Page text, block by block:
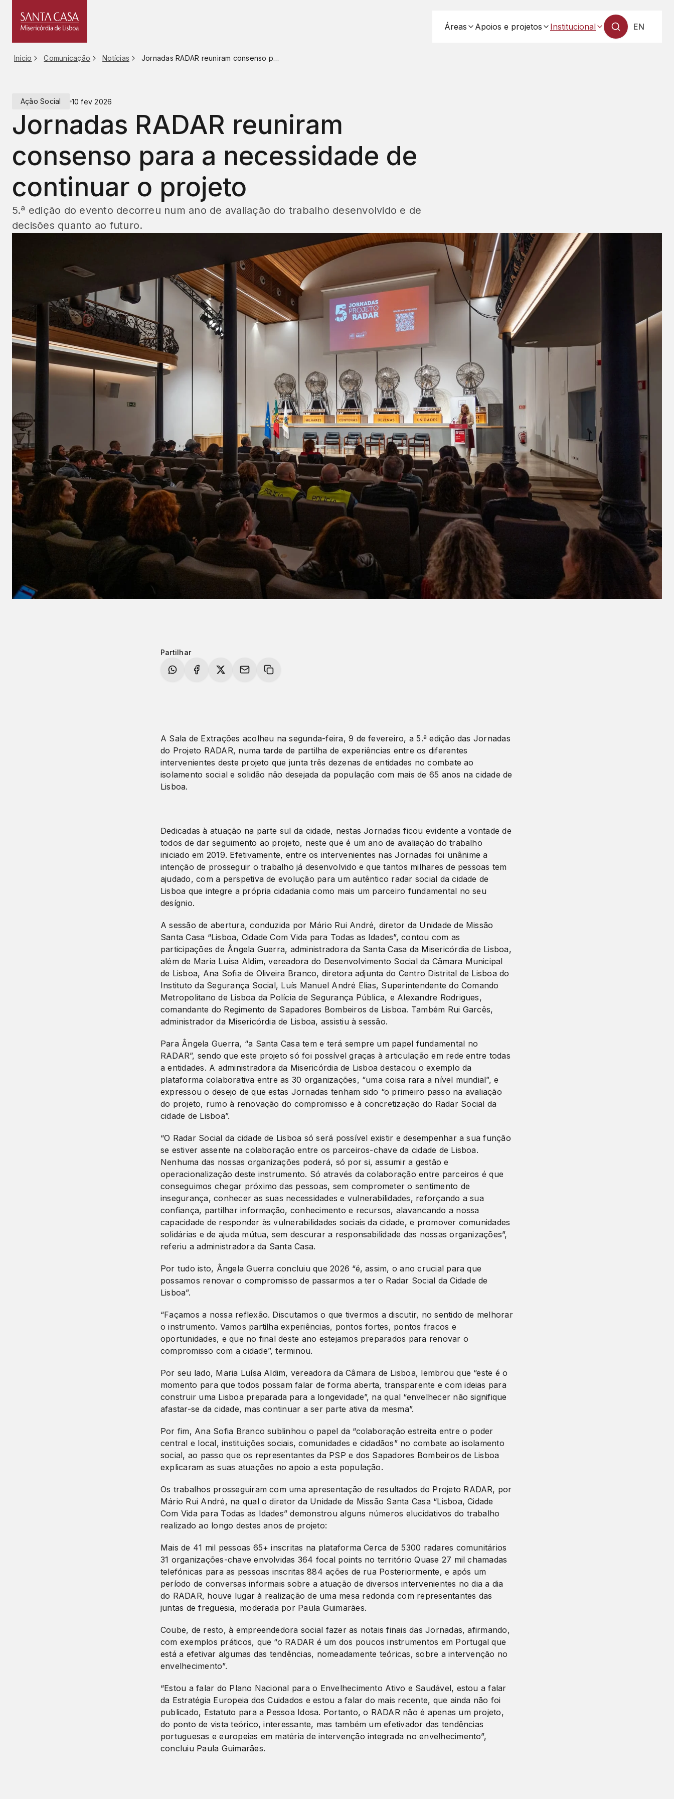
conteúdo
Áreas Apoios e projetos Institucional EN
—
Início Comunicação Notícias Jornadas RADAR reuniram consenso para a necessidade de continuar o projeto
Ação Social 10 fev 2026
Jornadas RADAR reuniram
consenso para a necessidade de
continuar o projeto
5.ª edição do evento decorreu num ano de avaliação do trabalho desenvolvido e de
decisões quanto ao futuro.
Partilhar
A Sala de Extrações acolheu na segunda-feira, 9 de fevereiro, a 5.ª edição das Jornadas
do Projeto RADAR, numa tarde de partilha de experiências entre os diferentes
intervenientes deste projeto que junta três dezenas de entidades no combate ao
isolamento social e solidão não desejada da população com mais de 65 anos na cidade de
Lisboa.
Dedicadas à atuação na parte sul da cidade, nestas Jornadas ficou evidente a vontade de
todos de dar seguimento ao projeto, neste que é um ano de avaliação do trabalho
iniciado em 2019. Efetivamente, entre os intervenientes nas Jornadas foi unânime a
intenção de prosseguir o trabalho já desenvolvido e que tantos milhares de pessoas tem
ajudado, com a perspetiva de evolução para um autêntico radar social da cidade de
Lisboa que integre a própria cidadania como mais um parceiro fundamental no seu
desígnio.
A sessão de abertura, conduzida por Mário Rui André, diretor da Unidade de Missão
Santa Casa “Lisboa, Cidade Com Vida para Todas as Idades”, contou com as
participações de Ângela Guerra, administradora da Santa Casa da Misericórdia de Lisboa,
além de Maria Luísa Aldim, vereadora do Desenvolvimento Social da Câmara Municipal
de Lisboa, Ana Sofia de Oliveira Branco, diretora adjunta do Centro Distrital de Lisboa do
Instituto da Segurança Social, Luís Manuel André Elias, Superintendente do Comando
Metropolitano de Lisboa da Polícia de Segurança Pública, e Alexandre Rodrigues,
comandante do Regimento de Sapadores Bombeiros de Lisboa. Também Rui Garcês,
administrador da Misericórdia de Lisboa, assistiu à sessão.
Para Ângela Guerra, “a Santa Casa tem e terá sempre um papel fundamental no
RADAR”, sendo que este projeto só foi possível graças à articulação em rede entre todas
a entidades. A administradora da Misericórdia de Lisboa destacou o exemplo da
plataforma colaborativa entre as 30 organizações, “uma coisa rara a nível mundial”, e
expressou o desejo de que estas Jornadas tenham sido “o primeiro passo na avaliação
do projeto, rumo à renovação do compromisso e à concretização do Radar Social da
cidade de Lisboa”.
“O Radar Social da cidade de Lisboa só será possível existir e desempenhar a sua função
se estiver assente na colaboração entre os parceiros-chave da cidade de Lisboa.
Nenhuma das nossas organizações poderá, só por si, assumir a gestão e
operacionalização deste instrumento. Só através da colaboração entre parceiros é que
conseguimos chegar próximo das pessoas, sem comprometer o sentimento de
insegurança, conhecer as suas necessidades e vulnerabilidades, reforçando a sua
confiança, partilhar informação, conhecimento e recursos, alavancando a nossa
capacidade de responder às vulnerabilidades sociais da cidade, e promover comunidades
solidárias e de ajuda mútua, sem descurar a responsabilidade das nossas organizações”,
referiu a administradora da Santa Casa.
Por tudo isto, Ângela Guerra concluiu que 2026 “é, assim, o ano crucial para que
possamos renovar o compromisso de passarmos a ter o Radar Social da Cidade de
Lisboa”.
“Façamos a nossa reflexão. Discutamos o que tivermos a discutir, no sentido de melhorar
o instrumento. Vamos partilha experiências, pontos fortes, pontos fracos e
oportunidades, e que no final deste ano estejamos preparados para renovar o
compromisso com a cidade”, terminou.
Por seu lado, Maria Luísa Aldim, vereadora da Câmara de Lisboa, lembrou que “este é o
momento para que todos possam falar de forma aberta, transparente e com ideias para
construir uma Lisboa preparada para a longevidade”, na qual “envelhecer não signifique
afastar-se da cidade, mas continuar a ser parte ativa da mesma”.
Por fim, Ana Sofia Branco sublinhou o papel da “colaboração estreita entre o poder
central e local, instituições sociais, comunidades e cidadãos” no combate ao isolamento
social, ao passo que os representantes da PSP e dos Sapadores Bombeiros de Lisboa
explicaram as suas atuações no apoio a esta população.
Os trabalhos prosseguiram com uma apresentação de resultados do Projeto RADAR, por
Mário Rui André, na qual o diretor da Unidade de Missão Santa Casa “Lisboa, Cidade
Com Vida para Todas as Idades” demonstrou alguns números elucidativos do trabalho
realizado ao longo destes anos de projeto:
Mais de 41 mil pessoas 65+ inscritas na plataforma Cerca de 5300 radares comunitários
31 organizações-chave envolvidas 364 focal points no território Quase 27 mil chamadas
telefónicas para as pessoas inscritas 884 ações de rua Posteriormente, e após um
período de conversas informais sobre a atuação de diversos intervenientes no dia a dia
do RADAR, houve lugar à realização de uma mesa redonda com representantes das
juntas de freguesia, moderada por Paula Guimarães.
Coube, de resto, à empreendedora social fazer as notais finais das Jornadas, afirmando,
com exemplos práticos, que “o RADAR é um dos poucos instrumentos em Portugal que
está a efetivar algumas das tendências, nomeadamente teóricas, sobre a intervenção no
envelhecimento”.
“Estou a falar do Plano Nacional para o Envelhecimento Ativo e Saudável, estou a falar
da Estratégia Europeia dos Cuidados e estou a falar do mais recente, que ainda não foi
publicado, Estatuto para a Pessoa Idosa. Portanto, o RADAR não é apenas um projeto,
do ponto de vista teórico, interessante, mas também um efetivador das tendências
portuguesas e europeias em matéria de intervenção integrada no envelhecimento”,
concluiu Paula Guimarães.